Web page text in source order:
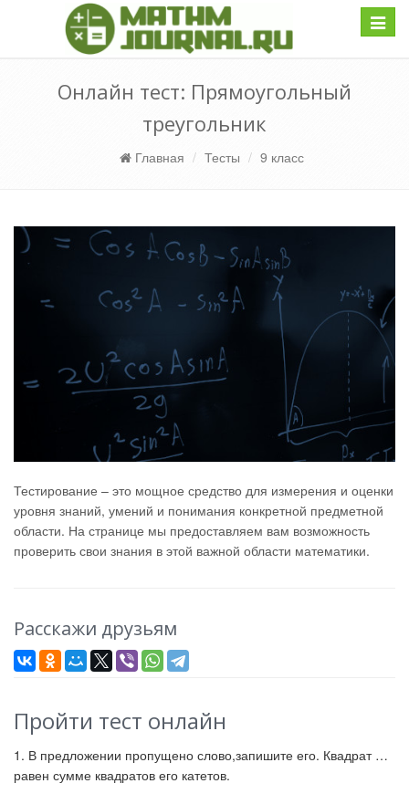
Онлайн тест: Прямоугольный
треугольник
Главная Тесты 9 класс
Тестирование – это мощное средство для измерения и оценки
уровня знаний, умений и понимания конкретной предметной
области. На странице мы предоставляем вам возможность
проверить свои знания в этой важной области математики.
Расскажи друзьям
Пройти тест онлайн
1. В предложении пропущено слово,запишите его. Квадрат …
равен сумме квадратов его катетов.